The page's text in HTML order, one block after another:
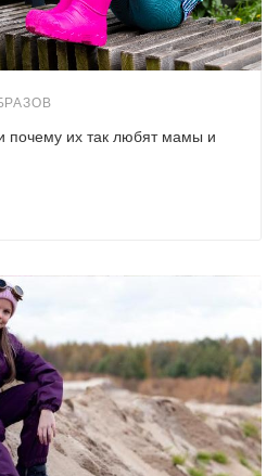
почему их так любят мамы и